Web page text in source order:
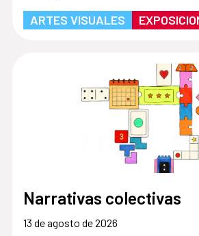
ARTES VISUALES
Narrativas colectivas
13 de agosto de 2026